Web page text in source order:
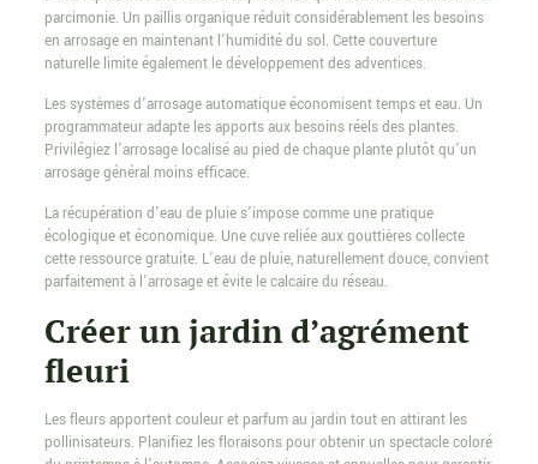
parcimonie. Un paillis organique réduit considérablement les besoins
en arrosage en maintenant l’humidité du sol. Cette couverture
naturelle limite également le développement des adventices.
Les systèmes d’arrosage automatique économisent temps et eau. Un
programmateur adapte les apports aux besoins réels des plantes.
Privilégiez l’arrosage localisé au pied de chaque plante plutôt qu’un
arrosage général moins efficace.
La récupération d’eau de pluie s’impose comme une pratique
écologique et économique. Une cuve reliée aux gouttières collecte
cette ressource gratuite. L’eau de pluie, naturellement douce, convient
parfaitement à l’arrosage et évite le calcaire du réseau.
Créer un jardin d’agrément
fleuri
Les fleurs apportent couleur et parfum au jardin tout en attirant les
pollinisateurs. Planifiez les floraisons pour obtenir un spectacle coloré